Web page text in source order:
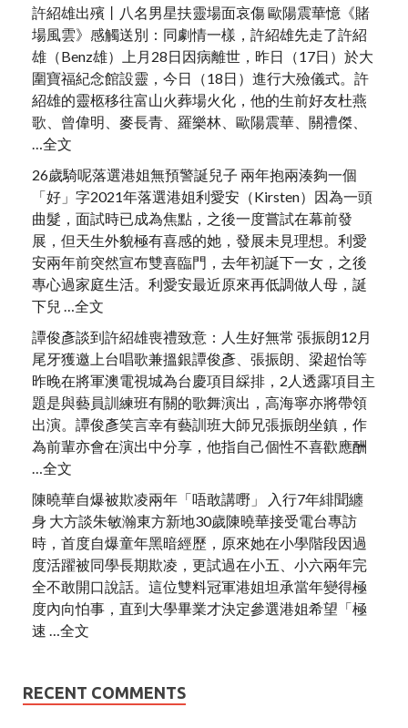
許紹雄出殯丨八名男星扶靈場面哀傷 歐陽震華憶《賭
場風雲》感觸送別：同劇情一樣，許紹雄先走了許紹
雄（Benz雄）上月28日因病離世，昨日（17日）於大
圍寶福紀念館設靈，今日（18日）進行大殮儀式。許
紹雄的靈柩移往富山火葬場火化，他的生前好友杜燕
歌、曾偉明、麥長青、羅樂林、歐陽震華、關禮傑、
…全文
26歲騎呢落選港姐無預警誕兒子 兩年抱兩湊夠一個
「好」字2021年落選港姐利愛安（Kirsten）因為一頭
曲髮，面試時已成為焦點，之後一度嘗試在幕前發
展，但天生外貌極有喜感的她，發展未見理想。利愛
安兩年前突然宣布雙喜臨門，去年初誕下一女，之後
專心過家庭生活。利愛安最近原來再低調做人母，誕
下兒 …全文
譚俊彥談到許紹雄喪禮致意：人生好無常 張振朗12月
尾牙獲邀上台唱歌兼搵銀譚俊彥、張振朗、梁超怡等
昨晚在將軍澳電視城為台慶項目綵排，2人透露項目主
題是與藝員訓練班有關的歌舞演出，高海寧亦將帶領
出演。譚俊彥笑言幸有藝訓班大師兄張振朗坐鎮，作
為前輩亦會在演出中分享，他指自己個性不喜歡應酬
…全文
陳曉華自爆被欺凌兩年「唔敢講嘢」 入行7年緋聞纏
身 大方談朱敏瀚東方新地30歲陳曉華接受電台專訪
時，首度自爆童年黑暗經歷，原來她在小學階段因過
度活躍被同學長期欺凌，更試過在小五、小六兩年完
全不敢開口說話。這位雙料冠軍港姐坦承當年變得極
度內向怕事，直到大學畢業才決定參選港姐希望「極
速 …全文
RECENT COMMENTS